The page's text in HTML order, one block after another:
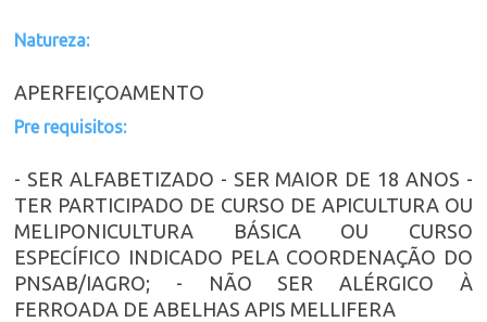
Natureza:
APERFEIÇOAMENTO
Pre requisitos:
- SER ALFABETIZADO - SER MAIOR DE 18 ANOS -
TER PARTICIPADO DE CURSO DE APICULTURA OU
MELIPONICULTURA BÁSICA OU CURSO
ESPECÍFICO INDICADO PELA COORDENAÇÃO DO
PNSAB/IAGRO; - NÃO SER ALÉRGICO À
FERROADA DE ABELHAS APIS MELLIFERA